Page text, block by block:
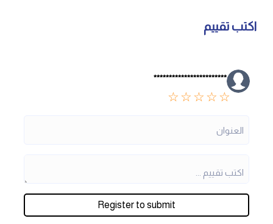
اكتب تقييم
************************
☆ ☆ ☆ ☆ ☆
Register to submit